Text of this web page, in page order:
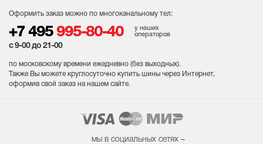
Оформить заказ можно по многоканальному тел:
+7 495 995-80-40
у наших
операторов
с 9-00 до 21-00
по московскому времени ежедневно (без выходных).
Также Вы можете круглосуточно купить шины через Интернет,
оформив свой заказ на нашем сайте.
мы в социальных сетях –